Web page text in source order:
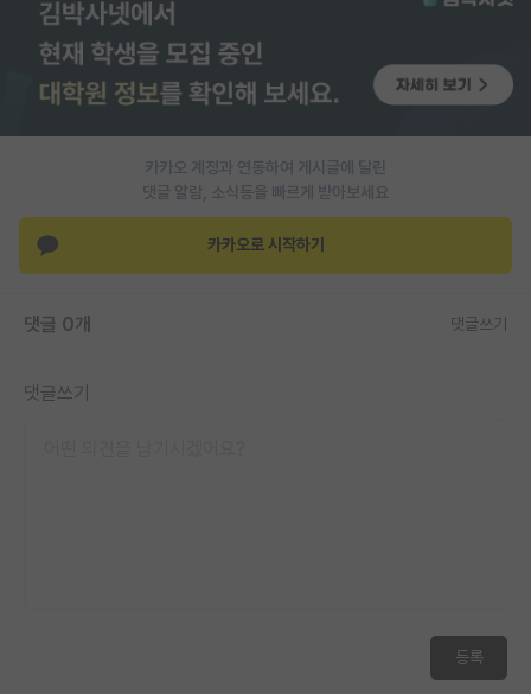
장학금/장학생 게시판
학술 정보 게시판
유학교육
반도체 아카데미
카카오 계정과 연동하여 게시글에 달린
댓글 알람, 소식등을 빠르게 받아보세요
카카오로 시작하기
댓글 0개 댓글쓰기
댓글쓰기
등록